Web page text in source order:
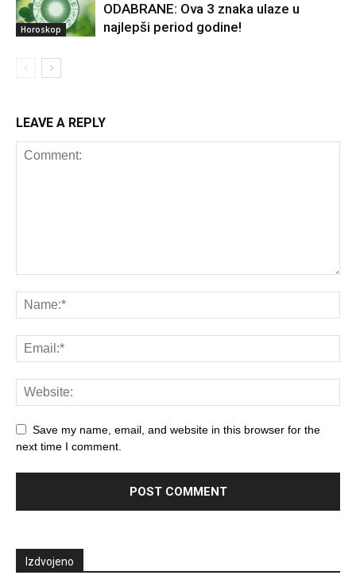
Horoskop
ODABRANE: Ova 3 znaka ulaze u
najlepši period godine!
LEAVE A REPLY
Save my name, email, and website in this browser for the
next time I comment.
Izdvojeno